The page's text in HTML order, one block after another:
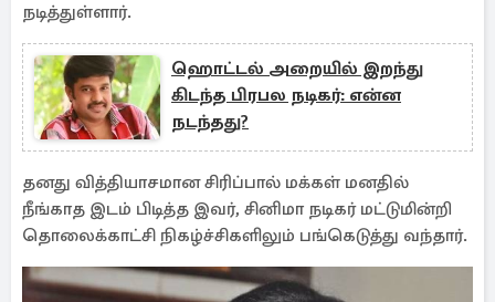
நடித்துள்ளார்.
ஹொட்டல் அறையில் இறந்து
கிடந்த பிரபல நடிகர்: என்ன
நடந்தது?
தனது வித்தியாசமான சிரிப்பால் மக்கள் மனதில்
நீங்காத இடம் பிடித்த இவர், சினிமா நடிகர் மட்டுமின்றி
தொலைக்காட்சி நிகழ்ச்சிகளிலும் பங்கெடுத்து வந்தார்.